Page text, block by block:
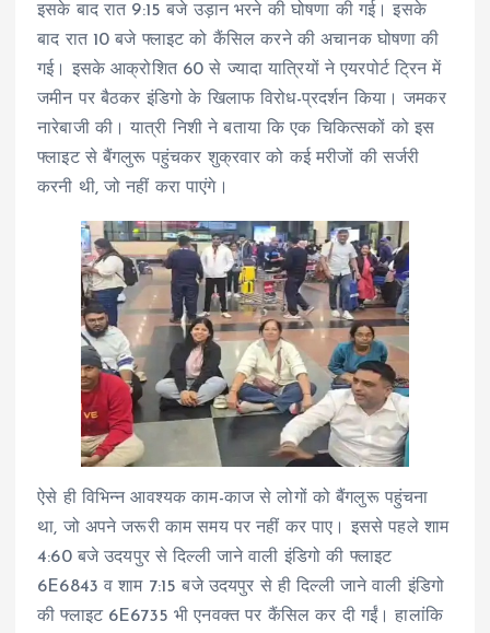
इसके बाद रात 9:15 बजे उड़ान भरने की घोषणा की गई। इसके
बाद रात 10 बजे फ्लाइट को कैंसिल करने की अचानक घोषणा की
गई। इसके आक्रोशित 60 से ज्यादा यात्रियों ने एयरपोर्ट ट्रिन में
जमीन पर बैठकर इंडिगो के खिलाफ विरोध-प्रदर्शन किया। जमकर
नारेबाजी की। यात्री निशी ने बताया कि एक चिकित्सकों को इस
फ्लाइट से बैंगलुरू पहुंचकर शुक्रवार को कई मरीजों की सर्जरी
करनी थी, जो नहीं करा पाएंगे।
ऐसे ही विभिन्न आवश्यक काम-काज से लोगों को बैंगलुरू पहुंचना
था, जो अपने जरूरी काम समय पर नहीं कर पाए। इससे पहले शाम
4:60 बजे उदयपुर से दिल्ली जाने वाली इंडिगो की फ्लाइट
6E6843 व शाम 7:15 बजे उदयपुर से ही दिल्ली जाने वाली इंडिगो
की फ्लाइट 6E6735 भी एनवक्त पर कैंसिल कर दी गईं। हालांकि